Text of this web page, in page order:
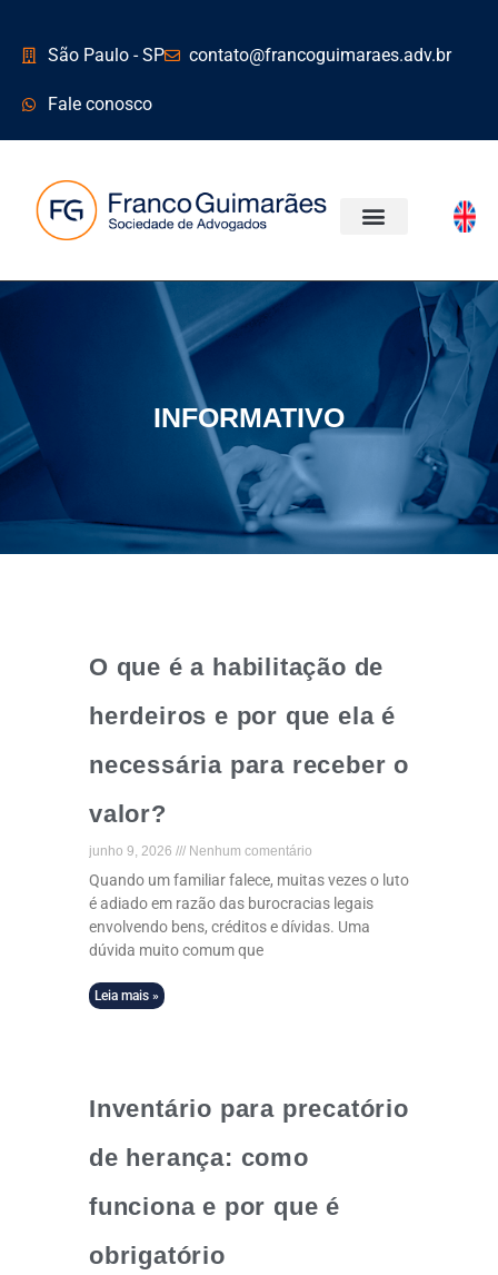
São Paulo - SP contato@francoguimaraes.adv.br
Fale conosco
INFORMATIVO
O que é a habilitação de
herdeiros e por que ela é
necessária para receber o
valor?
junho 9, 2026 Nenhum comentário
Quando um familiar falece, muitas vezes o luto
é adiado em razão das burocracias legais
envolvendo bens, créditos e dívidas. Uma
dúvida muito comum que
Leia mais »
Inventário para precatório
de herança: como
funciona e por que é
obrigatório